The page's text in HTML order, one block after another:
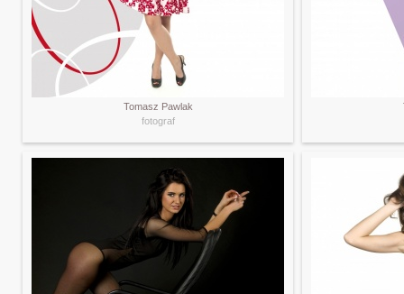
Tomasz Pawlak
fotograf